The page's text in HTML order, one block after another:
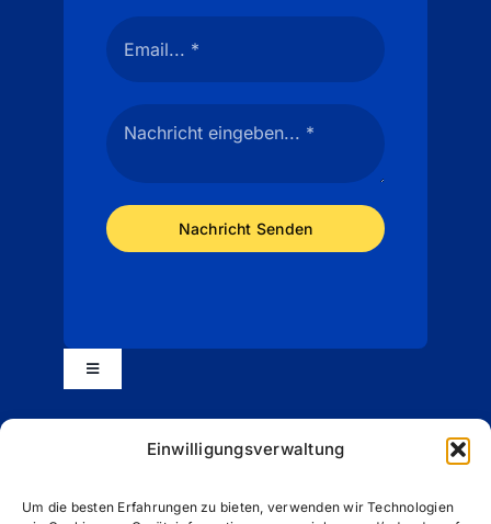
Einwilligungsverwaltung
Um die besten Erfahrungen zu bieten, verwenden wir Technologien
Nachricht Senden
Toggle
Navigation